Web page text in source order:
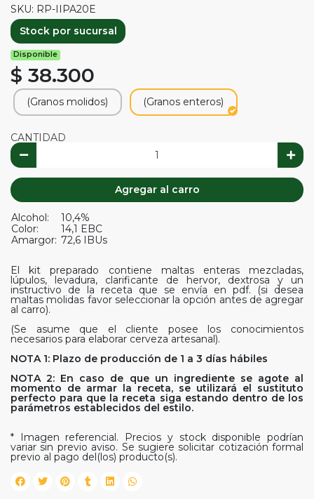
SKU: RP-IIPA20E
Stock por sucursal
Disponible
$ 38.300
(Granos molidos) (Granos enteros)
CANTIDAD
Agregar al carro
Alcohol:
10,4%
Color:
14,1 EBC
Amargor: 72,6 IBUs
El kit preparado contiene maltas enteras mezcladas,
lúpulos, levadura, clarificante de hervor, dextrosa y un
instructivo de la receta que se envía en pdf. (si desea
maltas molidas favor seleccionar la opción antes de agregar
al carro).
(Se asume que el cliente posee los conocimientos
necesarios para elaborar cerveza artesanal).
NOTA 1: Plazo de producción de 1 a 3 días hábiles
NOTA 2: En caso de que un ingrediente se agote al
momento de armar la receta, se utilizará el sustituto
perfecto para que la receta siga estando dentro de los
parámetros establecidos del estilo.
* Imagen referencial. Precios y stock disponible podrían
variar sin previo aviso. Se sugiere solicitar cotización formal
previo al pago del(los) producto(s).